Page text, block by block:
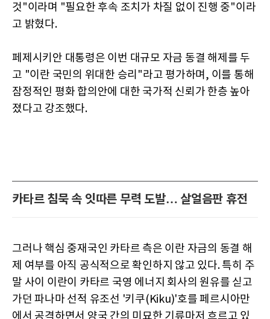
것"이라며 "필요한 후속 조치가 차질 없이 진행 중"이라
고 밝혔다.
페제시키안 대통령은 이번 대규모 자금 동결 해제를 두
고 "이란 국민의 위대한 승리"라고 평가하며, 이를 통해
잠정적인 평화 합의안에 대한 국가적 신뢰가 한층 높아
졌다고 강조했다.
카타르 침묵 속 잇따른 무력 도발… 살얼음판 휴전
그러나 핵심 중재국인 카타르 측은 이란 자금의 동결 해
제 여부를 아직 공식적으로 확인하지 않고 있다. 특히 주
말 사이 이란이 카타르 국영 에너지 회사의 원유를 싣고
가던 파나마 선적 유조선 '키쿠(Kiku)'호를 페르시아만
에서 공격하면서 양국 간의 미묘한 기류마저 흐르고 있